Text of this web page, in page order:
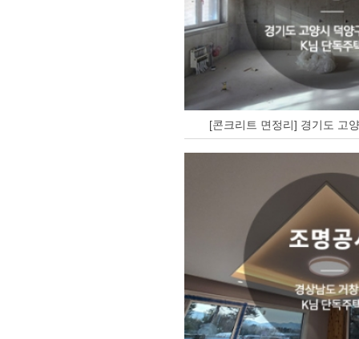
[콘크리트 면정리] 경기도 고